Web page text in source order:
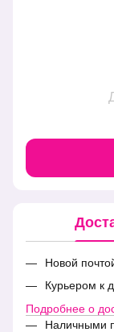
Новой
Курьером к
Подробнее о
Наличными